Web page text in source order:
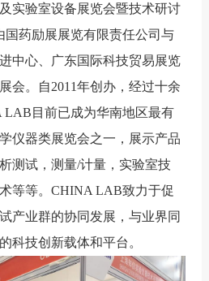
实验室设备展览会暨技术研讨
药励展展览有限责任公司与
中心、广东国际科技贸易展览
会。自2011年创办，经过十余
LAB目前已成为华南地区最有
仪器类展览会之一，展示产品
测试，测量/计量，实验室技
等等。CHINA LAB致力于促
产业群的协同发展，与业界同
科技创新载体和平台。